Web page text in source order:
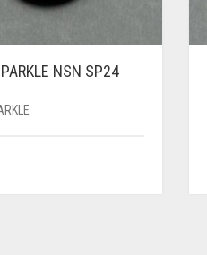
NSN SP24